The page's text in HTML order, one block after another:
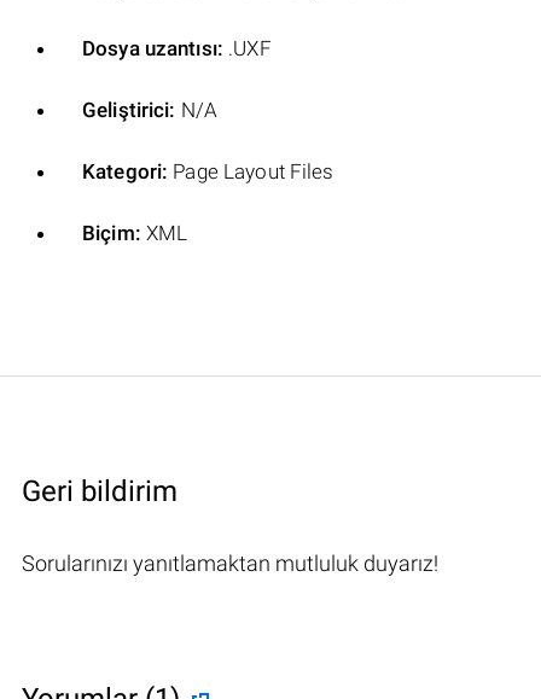
Dosya uzantısı: .UXF
Geliştirici: N/A
Kategori: Page Layout Files
Biçim: XML
Geri bildirim
Sorularınızı yanıtlamaktan mutluluk duyarız!